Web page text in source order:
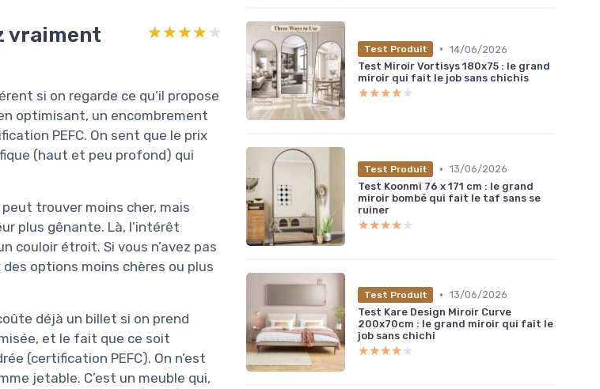
vraiment
★★★★★
★★★★★
si on regarde ce qu’il propose
optimisant, un encombrement
PEFC. On sent que le prix
(haut et peu profond) qui
trouver moins cher, mais
plus gênante. Là, l’intérêt
couloir étroit. Si vous n’avez pas
options moins chères ou plus
déjà un billet si on prend
et le fait que ce soit
(certification PEFC). On n’est
jetable. C’est un meuble qui,
Test Produit • 14/06/2026
Test Miroir Vortisys 180x75 : le grand
miroir qui fait le job sans chichis
★★★★★
★★★★★
Test Produit • 13/06/2026
Test Koonmi 76 x 171 cm : le grand
miroir bombé qui fait le taf sans se
ruiner
★★★★★
★★★★★
Test Produit • 13/06/2026
Test Kare Design Miroir Curve
200x70cm : le grand miroir qui fait le
job sans chichi
★★★★★
★★★★★